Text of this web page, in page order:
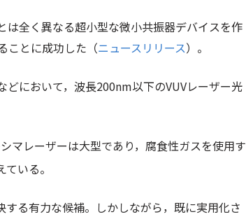
全く異なる超小型な微小共振器デバイスを作
ことに成功した（ニュースリリース）。
において，波長200nm以下のVUVレーザー光
マレーザーは大型であり，腐食性ガスを使用す
いる。
る有力な候補。しかしながら，既に実用化さ